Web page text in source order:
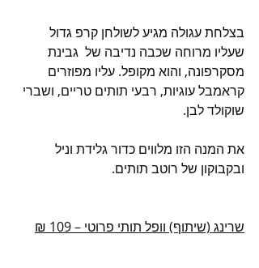
בצלחת עגולה מגיע לשולחן קרפ גדול
שעליו מרוחה שכבה נדיבה של  גבינת
מסקרפונה, והוא מקופל. עליו מפוזרים
קראמבל עוגיות, רבעי תותים טריים, ושברי
שוקולד לבן.
את המנה הזו מלווים כדור גלידת וניל
ובקבוקון של רוטב תותים.
שרינג (שיתוף) וופל תותי פרוטי – 109 ₪